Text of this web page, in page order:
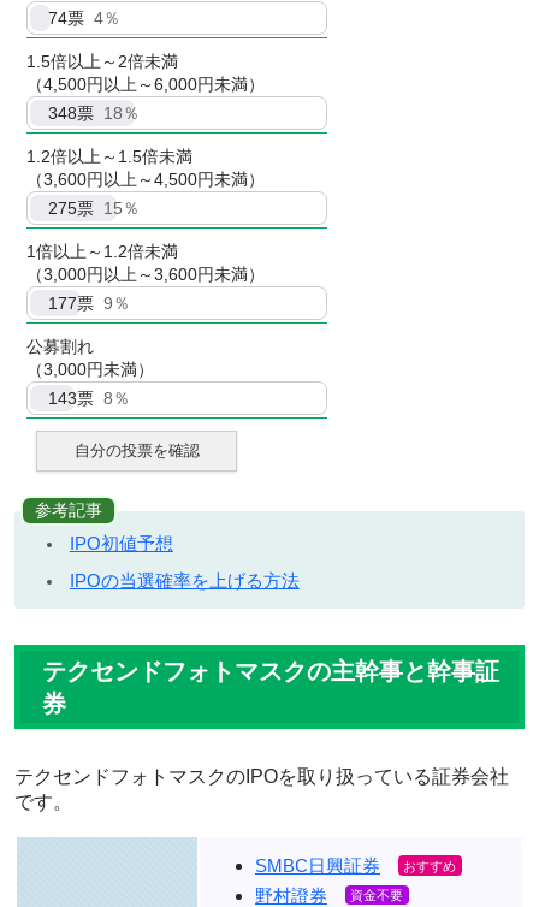
74票 4％
1.5倍以上～2倍未満
（4,500円以上～6,000円未満）
348票 18％
1.2倍以上～1.5倍未満
（3,600円以上～4,500円未満）
275票 15％
1倍以上～1.2倍未満
（3,000円以上～3,600円未満）
177票 9％
公募割れ
（3,000円未満）
143票 8％
自分の投票を確認
参考記事
IPO初値予想
IPOの当選確率を上げる方法
テクセンドフォトマスクの主幹事と幹事証
券
テクセンドフォトマスクのIPOを取り扱っている証券会社
です。
SMBC日興証券
野村證券